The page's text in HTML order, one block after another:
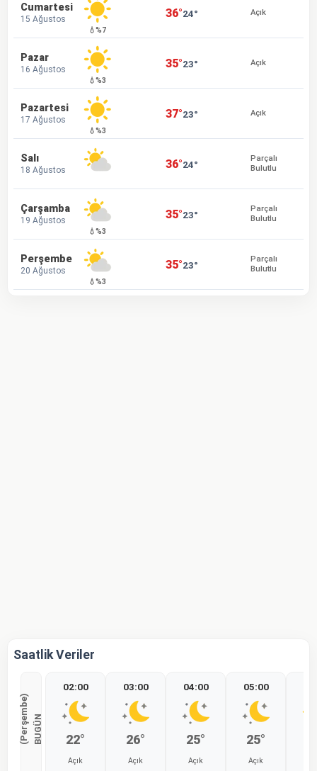
Cumartesi
15 Ağustos
💧%7
36°24° Açık
Pazar
16 Ağustos
💧%3
35°23° Açık
Pazartesi
17 Ağustos
💧%3
37°23° Açık
Salı
18 Ağustos 36°24°
Parçalı
Bulutlu
Çarşamba
19 Ağustos
💧%3
35°23°
Parçalı
Bulutlu
Perşembe
20 Ağustos
💧%3
35°23°
Parçalı
Bulutlu
Saatlik Veriler
B
U
G
Ü
N
(
P
e
r
ş
e
m
b
e
)
02:00
22°
Açık
03:00
26°
Açık
04:00
25°
Açık
05:00
25°
Açık